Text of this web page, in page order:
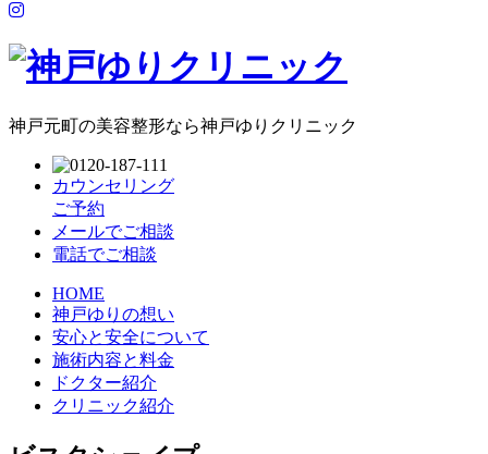
神戸元町の美容整形なら神戸ゆりクリニック
カウンセリング
ご予約
メールでご相談
電話でご相談
HOME
神戸ゆりの想い
安心と安全について
施術内容と料金
ドクター紹介
クリニック紹介